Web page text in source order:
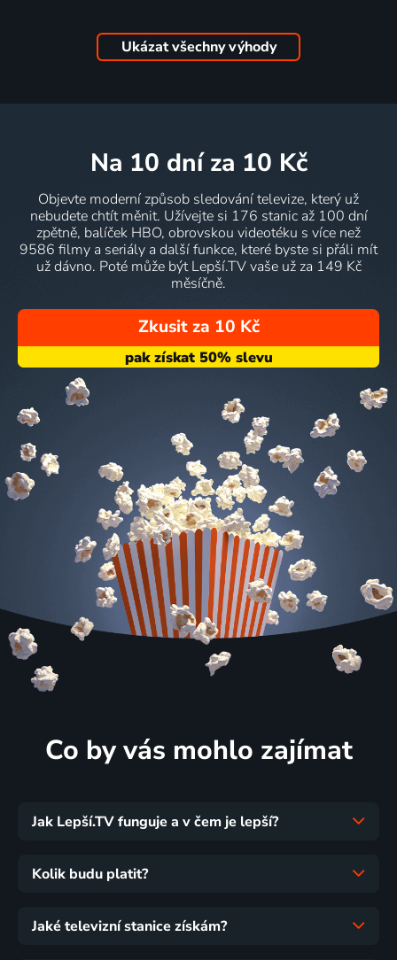
Ukázat všechny výhody
na 10 dní za 10 Kč
Objevte moderní způsob sledování televize, který už
nebudete chtít měnit. Užívejte si 176 stanic až 100 dní
zpětně, balíček HBO, obrovskou videotéku s více než
9586 filmy a seriály a další funkce, které byste si přáli mít
už dávno. Poté může být Lepší.TV vaše už za 149 Kč
měsíčně.
Zkusit za 10 Kč
Co by vás mohlo zajímat
Jak Lepší.TV funguje a v čem je lepší?
Kolik budu platit?
Jaké televizní stanice získám?